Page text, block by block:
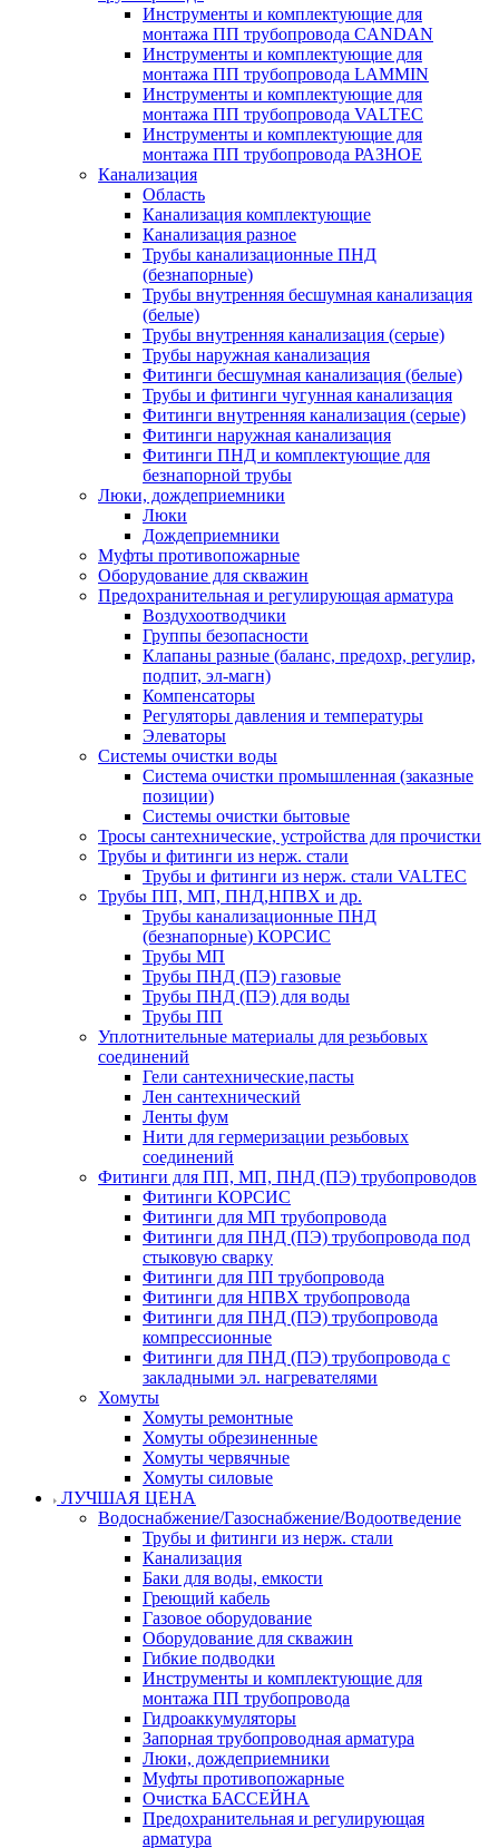
Инструменты и комплектующие для
монтажа ПП трубопровода CANDAN
Инструменты и комплектующие для
монтажа ПП трубопровода LAMMIN
Инструменты и комплектующие для
монтажа ПП трубопровода VALTEC
Инструменты и комплектующие для
монтажа ПП трубопровода РАЗНОЕ
Канализация
Область
Канализация комплектующие
Канализация разное
Трубы канализационные ПНД
(безнапорные)
Трубы внутренняя бесшумная канализация
(белые)
Трубы внутренняя канализация (серые)
Трубы наружная канализация
Фитинги бесшумная канализация (белые)
Трубы и фитинги чугунная канализация
Фитинги внутренняя канализация (серые)
Фитинги наружная канализация
Фитинги ПНД и комплектующие для
безнапорной трубы
Люки, дождеприемники
Люки
Дождеприемники
Муфты противопожарные
Оборудование для скважин
Предохранительная и регулирующая арматура
Воздухоотводчики
Группы безопасности
Клапаны разные (баланс, предохр, регулир,
подпит, эл-магн)
Компенсаторы
Регуляторы давления и температуры
Элеваторы
Системы очистки воды
Система очистки промышленная (заказные
позиции)
Системы очистки бытовые
Тросы сантехнические, устройства для прочистки
Трубы и фитинги из нерж. стали
Трубы и фитинги из нерж. стали VALTEC
Трубы ПП, МП, ПНД,НПВХ и др.
Трубы канализационные ПНД
(безнапорные) КОРСИС
Трубы МП
Трубы ПНД (ПЭ) газовые
Трубы ПНД (ПЭ) для воды
Трубы ПП
Уплотнительные материалы для резьбовых
соединений
Гели сантехнические,пасты
Лен сантехнический
Ленты фум
Нити для гермеризации резьбовых
соединений
Фитинги для ПП, МП, ПНД (ПЭ) трубопроводов
Фитинги КОРСИС
Фитинги для МП трубопровода
Фитинги для ПНД (ПЭ) трубопровода под
стыковую сварку
Фитинги для ПП трубопровода
Фитинги для НПВХ трубопровода
Фитинги для ПНД (ПЭ) трубопровода
компрессионные
Фитинги для ПНД (ПЭ) трубопровода с
закладными эл. нагревателями
Хомуты
Хомуты ремонтные
Хомуты обрезиненные
Хомуты червячные
Хомуты силовые
ЛУЧШАЯ ЦЕНА
Водоснабжение/Газоснабжение/Водоотведение
Трубы и фитинги из нерж. стали
Канализация
Баки для воды, емкости
Греющий кабель
Газовое оборудование
Оборудование для скважин
Гибкие подводки
Инструменты и комплектующие для
монтажа ПП трубопровода
Гидроаккумуляторы
Запорная трубопроводная арматура
Люки, дождеприемники
Муфты противопожарные
Очистка БАССЕЙНА
Предохранительная и регулирующая
арматура